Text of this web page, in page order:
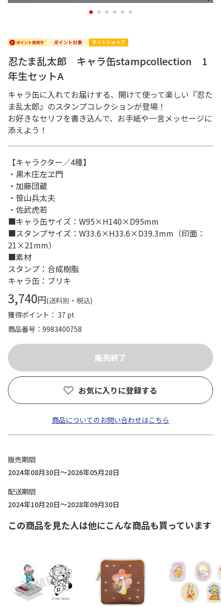
1 2 3 4 5 6
忍たま乱太郎 キャラ缶stampcollection 1
年生セットA
キャラ缶に入れてお届けする、開けて使って楽しい『忍た
ま乱太郎』のスタンプコレクションが登場！
お好きなセリフを書き込んで、お手紙や一言メッセージに
添えよう！
【キャラクター／4種】
・黒木庄左ヱ門
・加藤団蔵
・笹山兵太夫
・佐武虎若
■キャラ缶サイズ：W95×H140×D95mm
■スタンプサイズ：W33.6×H33.6×D39.3mm（印面：
21×21mm）
■素材
スタンプ：合成樹脂
キャラ缶：ブリキ
3,740円(送料別・税込)
獲得ポイント： 37 pt
商品番号
9983400758
お気に入りに登録する
商品についてのお問い合わせはこちら
販売期間
2024年08月30日～2026年05月28日
配送期間
2024年10月20日～2028年09月30日
この商品を見た人は他にこんな商品も買っています